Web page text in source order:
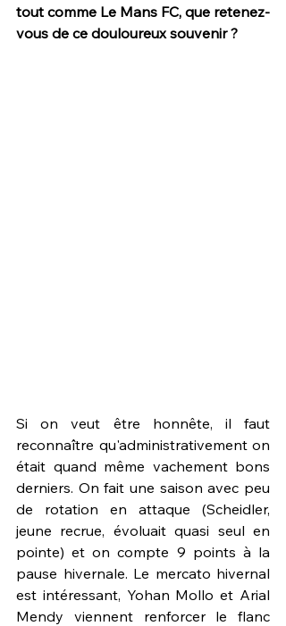
tout comme Le Mans FC, que retenez-
vous de ce douloureux souvenir ?
Si on veut être honnête, il faut
reconnaître qu'administrativement on
était quand même vachement bons
derniers. On fait une saison avec peu
de rotation en attaque (Scheidler,
jeune recrue, évoluait quasi seul en
pointe) et on compte 9 points à la
pause hivernale. Le mercato hivernal
est intéressant, Yohan Mollo et Arial
Mendy viennent renforcer le flanc